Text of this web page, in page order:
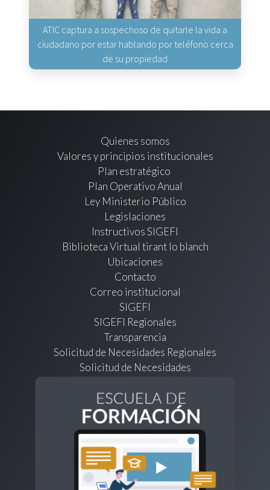
ATIC captura a sospechoso de quitarle la vida a
ciudadano por estar hablando por teléfono cerca
de su propiedad
Quienes somos
Valores y principios institucionales
Plan estratégico
Plan Operativo Anual
Ley Ministerio Público
Legislaciones
Instructivos SIGEFI
Biblioteca Virtual tirant lo blanch
Ubicaciones
Contacto
Correo institucional
SIGEFI
SIGEFI Regionales
Transparencia
Solicitud de Necesidades Regionales
Solicitud de Necesidades